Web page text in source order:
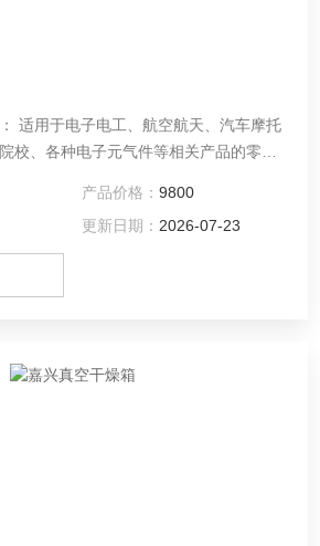
适用于电子电工、航空航天、汽车摩托
校、各种电子元气件等相关产品的零部
。
产品价格： 9800
更新日期： 2026-07-23